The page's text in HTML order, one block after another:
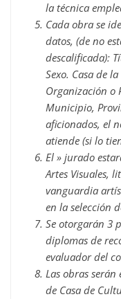
la técnica
Cada obra se
datos, (de no
descalificada):
Sexo. Casa de
Organización o
Municipio,
aficionados, el
atiende (si lo
El » jurado
Artes Visuales,
vanguardia
en la selección
Se otorgarán 3
diplomas de
evaluador del
Las obras
de Casa de